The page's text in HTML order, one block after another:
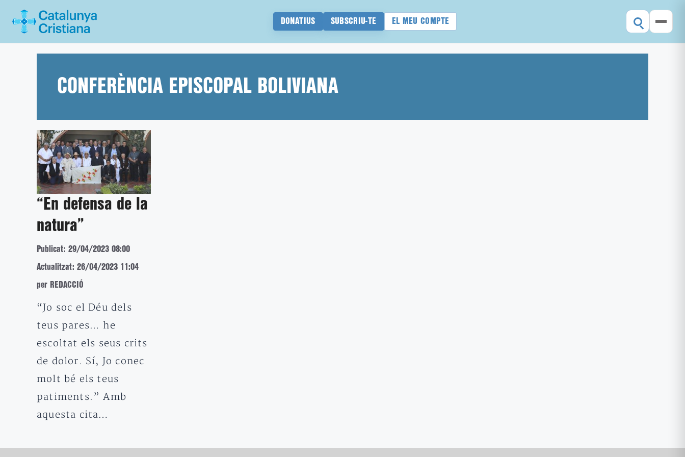
DONATIUS SUBSCRIU-TE EL MEU COMPTE
CONFERÈNCIA EPISCOPAL BOLIVIANA
“En defensa de la
natura”
Publicat: 29/04/2023 08:00
Actualitzat: 26/04/2023 11:04
per REDACCIÓ
“Jo soc el Déu dels
teus pares… he
escoltat els seus crits
de dolor. Sí, Jo conec
molt bé els teus
patiments.” Amb
aquesta cita…